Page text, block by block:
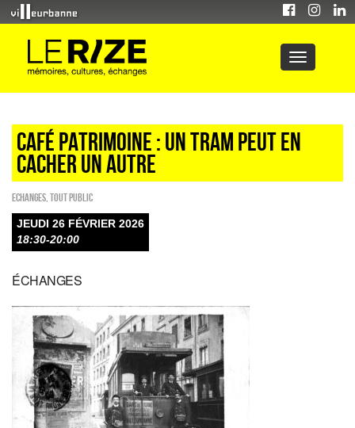
CAFÉ PATRIMOINE : UN TRAM PEUT EN
CACHER UN AUTRE
ECHANGES Tout public
JEUDI 26 FÉVRIER 2026
18:30-20:00
ÉCHANGES